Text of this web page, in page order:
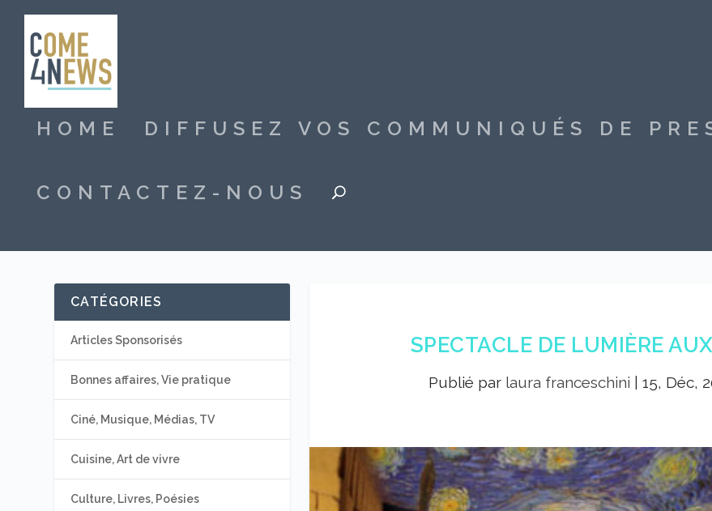
HOME DIFFUSEZ VOS COMMUNIQUÉS DE
CONTACTEZ-NOUS
SPECTACLE DE LUMIÈRE
Publié par laura franceschini |15, Déc,
CATÉGORIES
Articles Sponsorisés
Bonnes affaires, Vie pratique
Ciné, Musique, Médias, TV
Cuisine, Art de vivre
Culture, Livres, Poésies